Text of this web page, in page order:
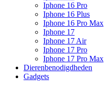
Iphone 16 Pro
Iphone 16 Plus
Iphone 16 Pro Max
Iphone 17
Iphone 17 Air
Iphone 17 Pro
Iphone 17 Pro Max
Dierenbenodigdheden
Gadgets